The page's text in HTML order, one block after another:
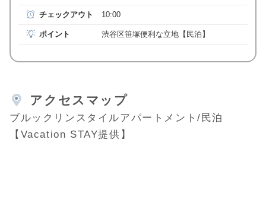
チェックアウト 10:00
ポイント 渋谷区笹塚便利な立地【民泊】
アクセスマップ
ブルックリンスタイルアパートメント/民泊
【Vacation STAY提供】